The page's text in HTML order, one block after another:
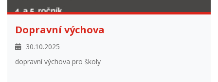
Dopravní výchova
30.10.2025
dopravní výchova pro školy